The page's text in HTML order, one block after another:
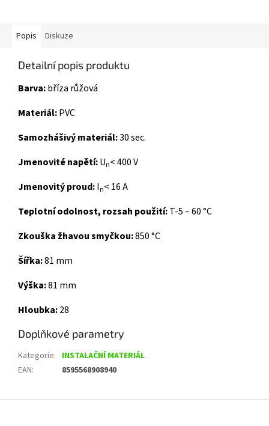
Popis Diskuze
Detailní popis produktu
Barva:bříza růžová
Materiál:PVC
Samozhášivý materiál:30 sec.
Jmenovité napětí:Un< 400 V
Jmenovitý proud:In< 16 A
Teplotní odolnost, rozsah použití:T-5 – 60 °C
Zkouška žhavou smyčkou:850 °C
Šířka:81 mm
Výška:81 mm
Hloubka:28
Doplňkové parametry
Kategorie: INSTALAČNÍ MATERIÁL
EAN: 8595568908940